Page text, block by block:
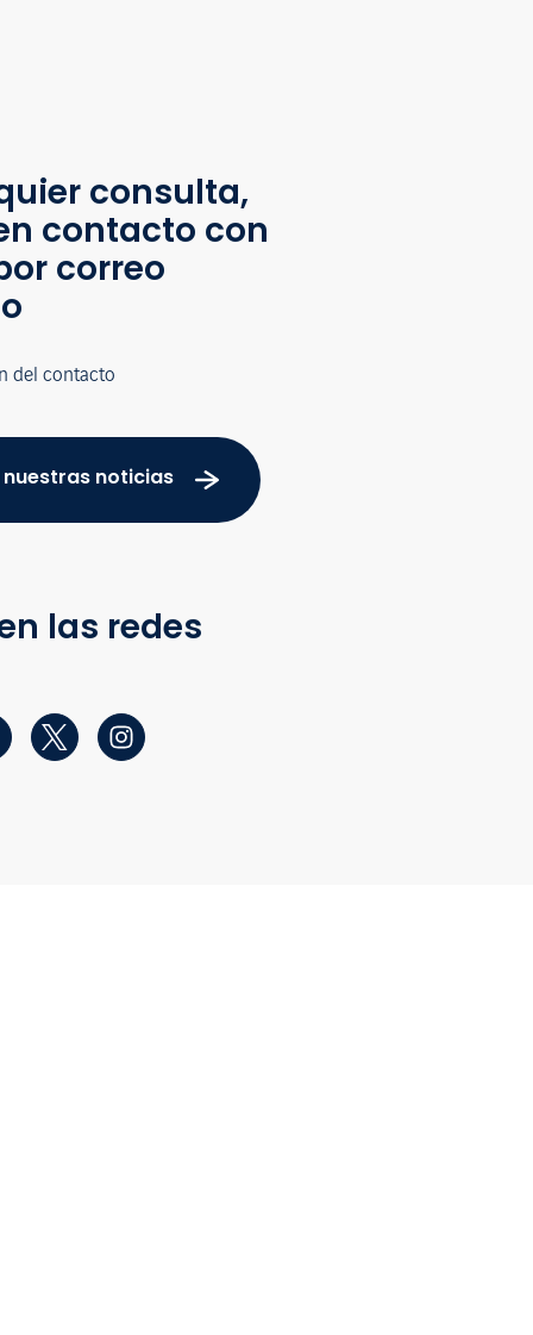
consulta,
contacto con
correo
del contacto
noticias
las redes